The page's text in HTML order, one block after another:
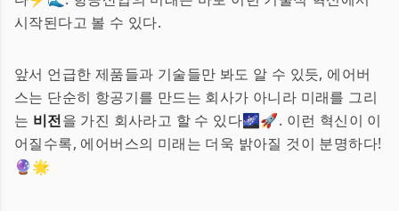
시작된다고 볼 수 있다.
앞서 언급한 제품들과 기술들만 봐도 알 수 있듯, 에어버
스는 단순히 항공기를 만드는 회사가 아니라 미래를 그리
는 비전을 가진 회사라고 할 수 있다🌌🚀. 이런 혁신이 이
어질수록, 에어버스의 미래는 더욱 밝아질 것이 분명하다!
🔮🌟